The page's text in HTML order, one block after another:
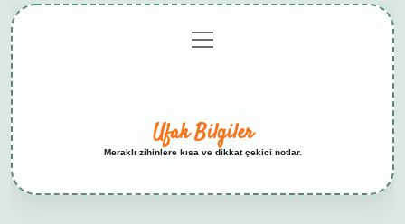
menüyü
aç
Ufak Bilgiler
Meraklı zihinlere kısa ve dikkat çekici notlar.